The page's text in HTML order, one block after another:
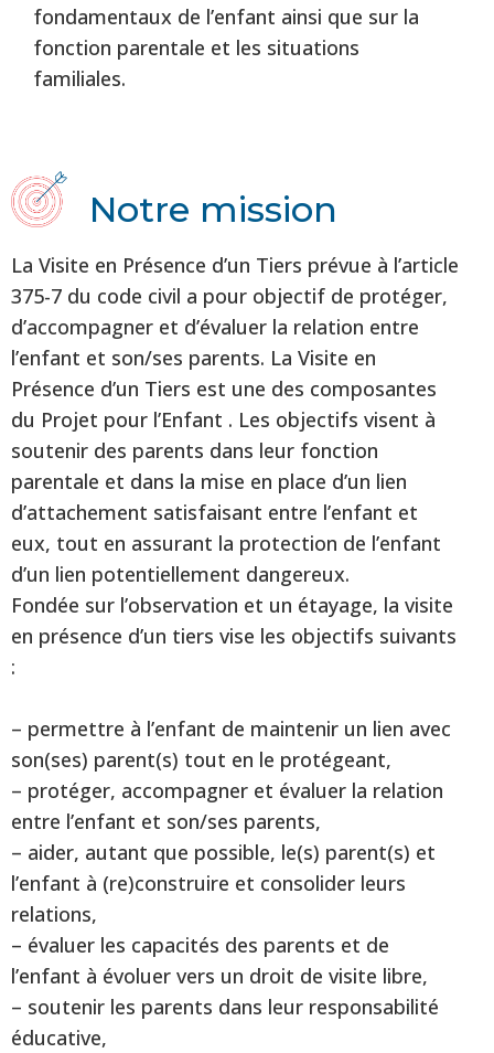
fondamentaux de l’enfant ainsi que sur la
fonction parentale et les situations
familiales.
Notre mission
La Visite en Présence d’un Tiers prévue à l’article
375-7 du code civil a pour objectif de protéger,
d’accompagner et d’évaluer la relation entre
l’enfant et son/ses parents. La Visite en
Présence d’un Tiers est une des composantes
du Projet pour l’Enfant . Les objectifs visent à
soutenir des parents dans leur fonction
parentale et dans la mise en place d’un lien
d’attachement satisfaisant entre l’enfant et
eux, tout en assurant la protection de l’enfant
d’un lien potentiellement dangereux.
Fondée sur l’observation et un étayage, la visite
en présence d’un tiers vise les objectifs suivants
:
– permettre à l’enfant de maintenir un lien avec
son(ses) parent(s) tout en le protégeant,
– protéger, accompagner et évaluer la relation
entre l’enfant et son/ses parents,
– aider, autant que possible, le(s) parent(s) et
l’enfant à (re)construire et consolider leurs
relations,
– évaluer les capacités des parents et de
l’enfant à évoluer vers un droit de visite libre,
– soutenir les parents dans leur responsabilité
éducative,